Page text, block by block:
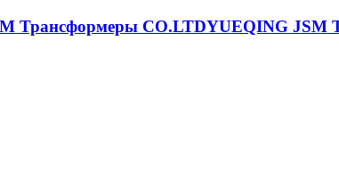
YUEQING JSM